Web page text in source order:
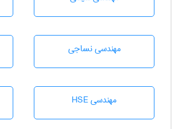
مهندسي نساجی
مهندسی HSE